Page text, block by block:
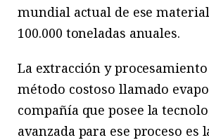
mundial actual de ese
100.000 toneladas anuales.
La extracción y
método costoso llamado
compañía que posee la
avanzada para ese proceso es